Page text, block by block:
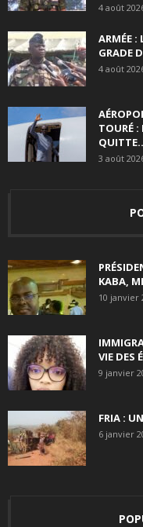
4 août
ARMÉE :
GRADE
4 août
TOURÉ
3 août
KABA,
10 janvier
VIE DES
9 janvier
FRIA :
6 janvier